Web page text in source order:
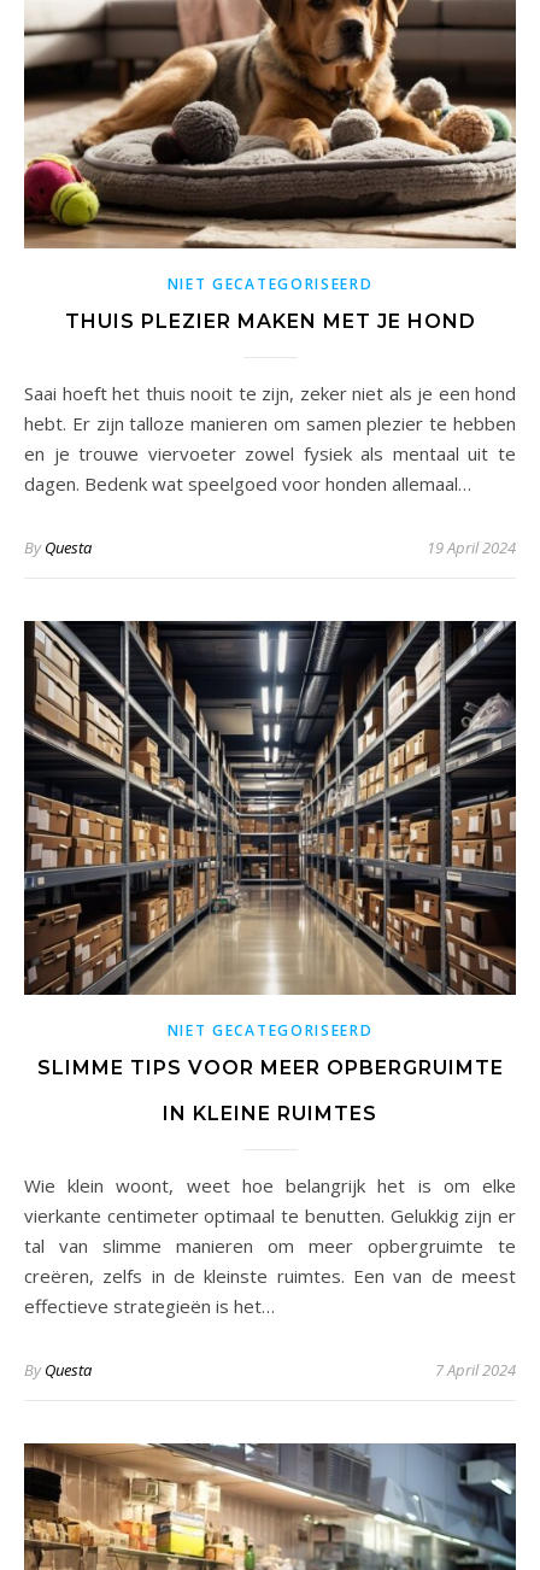
NIET GECATEGORISEERD
THUIS PLEZIER MAKEN MET JE HOND
Saai hoeft het thuis nooit te zijn, zeker niet als je een hond
hebt. Er zijn talloze manieren om samen plezier te hebben
en je trouwe viervoeter zowel fysiek als mentaal uit te
dagen. Bedenk wat speelgoed voor honden allemaal…
ByQuesta 19 April 2024
NIET GECATEGORISEERD
SLIMME TIPS VOOR MEER OPBERGRUIMTE
IN KLEINE RUIMTES
Wie klein woont, weet hoe belangrijk het is om elke
vierkante centimeter optimaal te benutten. Gelukkig zijn er
tal van slimme manieren om meer opbergruimte te
creëren, zelfs in de kleinste ruimtes. Een van de meest
effectieve strategieën is het…
ByQuesta 7 April 2024